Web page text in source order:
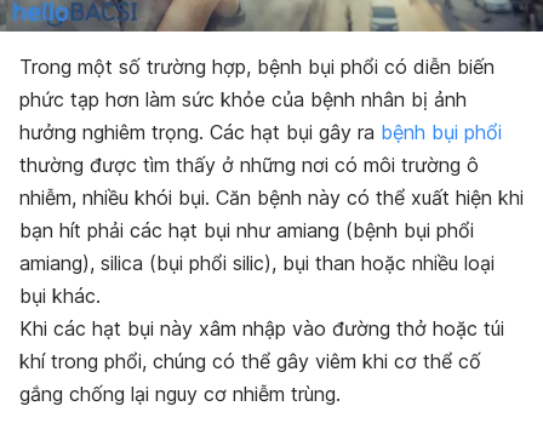
Trong một số trường hợp, bệnh bụi phổi có diễn biến
phức tạp hơn làm sức khỏe của bệnh nhân bị ảnh
hưởng nghiêm trọng. Các hạt bụi gây ra bệnh bụi phổi
thường được tìm thấy ở những nơi có môi trường ô
nhiễm, nhiều khói bụi. Căn bệnh này có thể xuất hiện khi
bạn hít phải các hạt bụi như amiang (bệnh bụi phổi
amiang), silica (bụi phổi silic), bụi than hoặc nhiều loại
bụi khác.
Khi các hạt bụi này xâm nhập vào đường thở hoặc túi
khí trong phổi, chúng có thể gây viêm khi cơ thể cố
gắng chống lại nguy cơ nhiễm trùng.